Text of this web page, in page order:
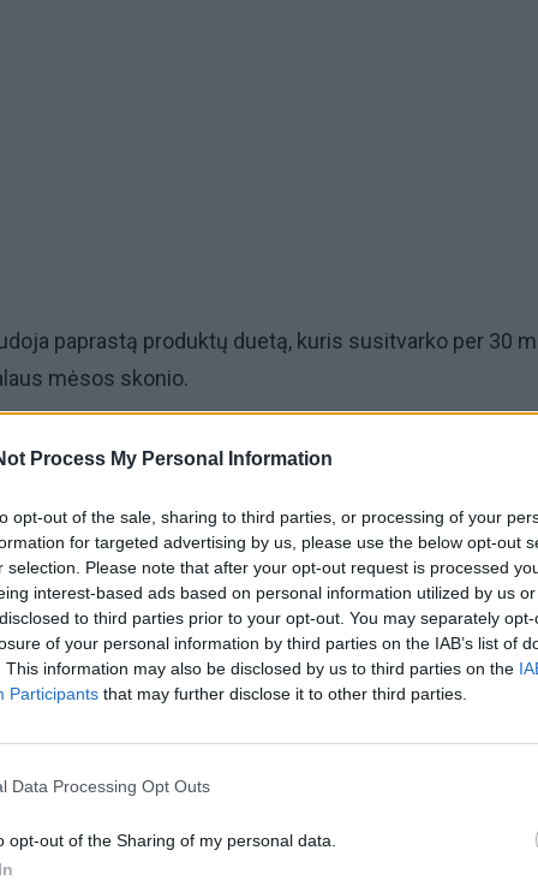
Process My Personal Information
opt-out of the sale, sharing to third parties, or processing of your
for targeted advertising by us, please use the below opt-out
selection. Please note that after your opt-out request is processed
interest-based ads based on personal information utilized by us
to third parties prior to your opt-out. You may separately
of your personal information by third parties on the IAB’s list of
This information may also be disclosed by us to third parties on the
Participants that may further disclose it to other third parties.
Data Processing Opt Outs
opt-out of the Sharing of my personal data.
paprastą produktų duetą, kuris susitvarko per 30
mėsos skonio.
tai rauginto pieno produkto ir garstyčių mišinys, kuris
išbandyti šį receptą
greičiau už actą? Pieno rūgštis veikia švelniai, ji
o tik lengvai purena jos struktūrą. Garstyčios